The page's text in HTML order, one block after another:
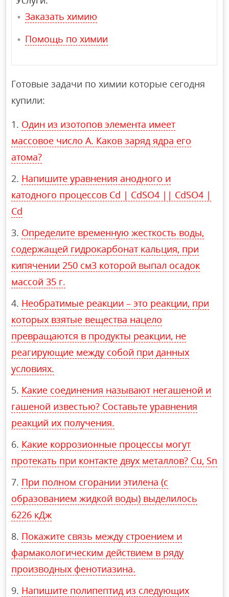
Заказать химию
Помощь по химии
Готовые задачи по химии которые сегодня
купили:
Один из изотопов элемента имеет
массовое число A. Каков заряд ядра его
атома?
Напишите уравнения анодного и
катодного процессов Cd | CdSO4 || CdSO4 |
Cd
Определите временную жесткость воды,
содержащей гидрокарбонат кальция, при
кипячении 250 см3 которой выпал осадок
массой 35 г.
Необратимые реакции – это реакции, при
которых взятые вещества нацело
превращаются в продукты реакции, не
реагирующие между собой при данных
условиях.
Какие соединения называют негашеной и
гашеной известью? Составьте уравнения
реакций их получения.
Какие коррозионные процессы могут
протекать при контакте двух металлов? Cu, Sn
При полном сгорании этилена (с
образованием жидкой воды) выделилось
6226 кДж
Покажите связь между строением и
фармакологическим действием в ряду
производных фенотиазина.
Напишите полипептид из следующих